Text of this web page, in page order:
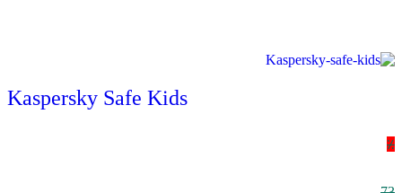
Kaspersky Safe Kids
٪